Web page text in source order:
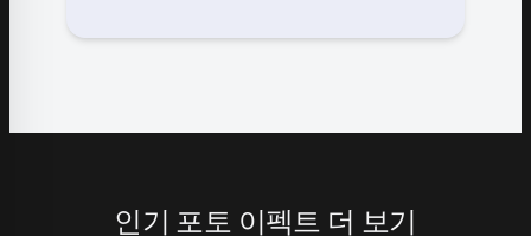
인기 포토 이펙트 더 보기